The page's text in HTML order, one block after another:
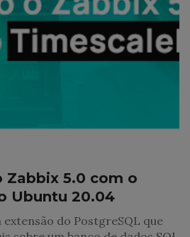
Zabbix 5.0 com o
Ubuntu 20.04
extensão do PostgreSQL que